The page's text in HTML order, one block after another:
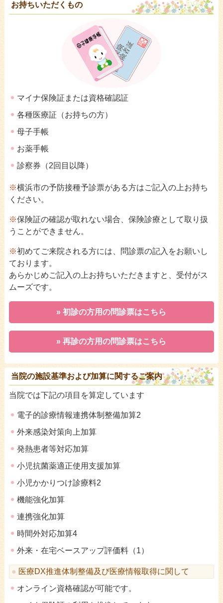
思春期相談
ENGLISH INFORMATION
お持ちいただくもの
マイナ保険証または資格確認証
各種医療証（お持ちの方）
母子手帳
お薬手帳
診察券（2回目以降）
※横浜市の予防接種予診票がある方はご記入の上お持ち
ください。
※保険証の確認が取れない場合、保険診療として取り扱
うことができません。
※初めてご来院される方には、問診票の記入をお願いし
ております。
あらかじめご記入の上お持ちいただきますと、受付がス
ムーズです。
» 初診の方用の問診票はこちら
» 再診の方用の問診票はこちら
当院の施設基準および加算に関するご案内
当院では下記の項目を算定しています
電子的診療情報連携体制整備加算2
外来感染対策向上加算
発熱患者等対応加算
小児抗菌薬適正使用支援加算
小児かかりつけ診療料2
機能強化加算
連携強化加算
時間外対応加算4
外来・在宅ベースアップ評価料（1）
医療DX推進体制整備及び医療情報取得に関して
オンライン資格確認が可能です。